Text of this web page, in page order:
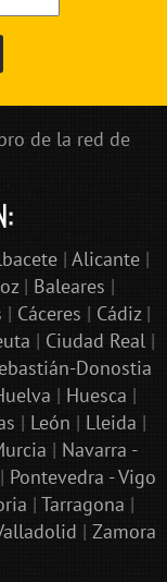
de la red de
| Alicante|
| Baleares |
| Cáceres | Cádiz|
| Ciudad Real|
Donostia
| Huesca |
| León | Lleida |
| Navarra -
| Pontevedra - Vigo
| Tarragona |
| Zamora